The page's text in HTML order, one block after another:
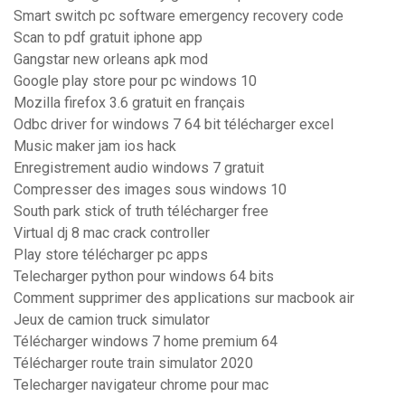
Smart switch pc software emergency recovery code
Scan to pdf gratuit iphone app
Gangstar new orleans apk mod
Google play store pour pc windows 10
Mozilla firefox 3.6 gratuit en français
Odbc driver for windows 7 64 bit télécharger excel
Music maker jam ios hack
Enregistrement audio windows 7 gratuit
Compresser des images sous windows 10
South park stick of truth télécharger free
Virtual dj 8 mac crack controller
Play store télécharger pc apps
Telecharger python pour windows 64 bits
Comment supprimer des applications sur macbook air
Jeux de camion truck simulator
Télécharger windows 7 home premium 64
Télécharger route train simulator 2020
Telecharger navigateur chrome pour mac